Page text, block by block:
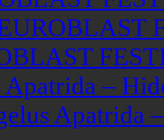
Apatrida –
Apatrida